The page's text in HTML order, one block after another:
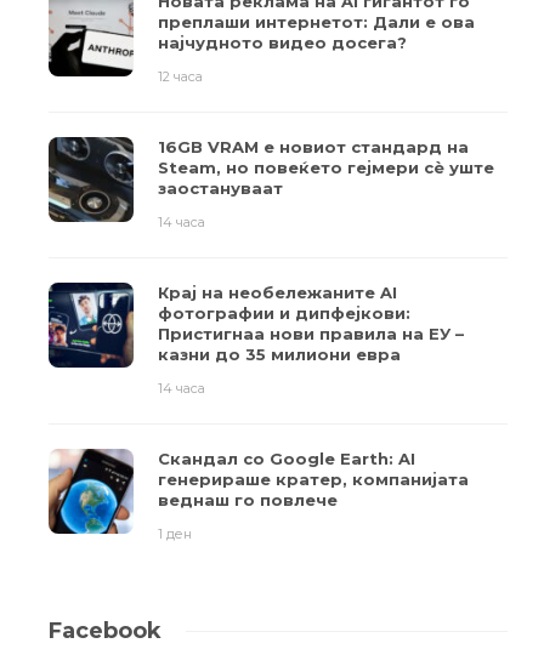
преплаши интернетот: Дали е ова
најчудното видео досега?
12 часа
16GB VRAM е новиот стандард на
Steam, но повеќето гејмери ​​сè уште
заостануваат
14 часа
Крај на необележаните AI
фотографии и дипфејкови:
Пристигнаа нови правила на ЕУ –
казни до 35 милиони евра
14 часа
Скандал со Google Earth: AI
генерираше кратер, компанијата
веднаш го повлече
1 ден
Facebook